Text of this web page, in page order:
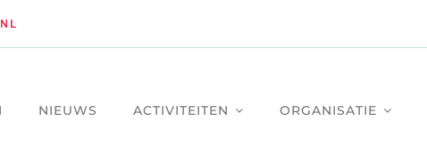
NIEUWS ACTIVITEITEN ORGANISATIE